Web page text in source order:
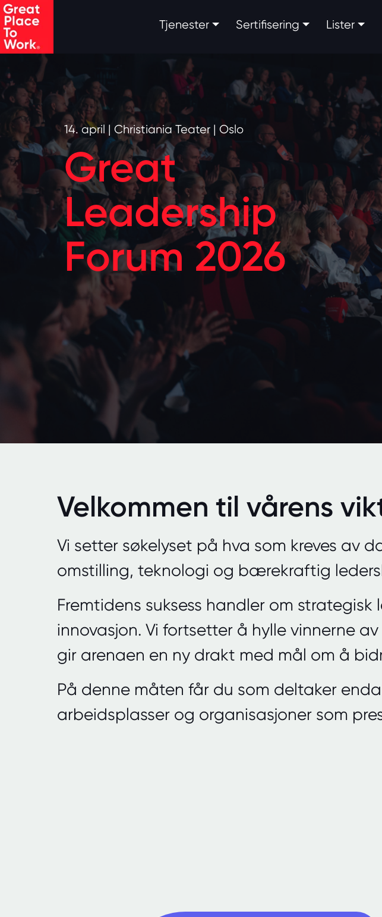
Skip to main content
Tjenester Sertifisering Lister
14. april | Christiania Teater | Oslo
Great
Leadership
Forum 2026
Velkommen til vårens
Vi setter søkelyset på hva som kreves av
omstilling, teknologi og bærekraftig
Fremtidens suksess handler om
innovasjon. Vi fortsetter å hylle vinnerne
gir arenaen en ny drakt med mål om å
På denne måten får du som deltaker
arbeidsplasser og organisasjoner som